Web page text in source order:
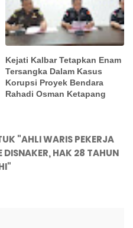
Kejati Kalbar Tetapkan Enam
Tersangka Dalam Kasus
Korupsi Proyek Bendara
Rahadi Osman Ketapang
"AHLI WARIS PEKERJA
DISNAKER, HAK 28 TAHUN